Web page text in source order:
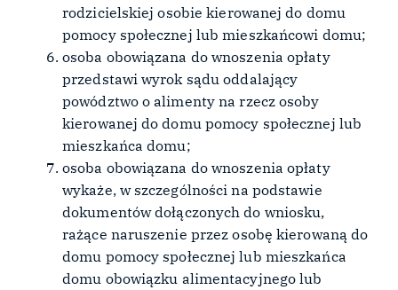
rodzicielskiej osobie kierowanej do domu
pomocy społecznej lub mieszkańcowi domu;
osoba obowiązana do wnoszenia opłaty
przedstawi wyrok sądu oddalający
powództwo o alimenty na rzecz osoby
kierowanej do domu pomocy społecznej lub
mieszkańca domu;
osoba obowiązana do wnoszenia opłaty
wykaże, w szczególności na podstawie
dokumentów dołączonych do wniosku,
rażące naruszenie przez osobę kierowaną do
domu pomocy społecznej lub mieszkańca
domu obowiązku alimentacyjnego lub